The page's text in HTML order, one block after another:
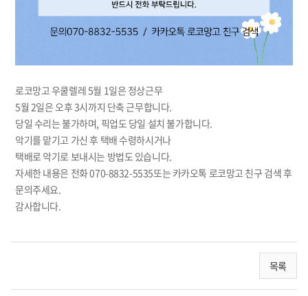
로코망고 우쿨렐레 5월 1일은 정상근무
5월 2일은 오후 3시까지 단축 근무합니다.
당일 수리는 불가하며, 픽업도 당일 설치 불가합니다.
악기를 맡기고 가신 후 택배 수령하시거나
택배로 악기로 보내시는 방법도 있습니다.
자세한 내용은 전화 070-8832-5535또는 카카오톡 로코망고 친구 검색 후
문의주세요.
감사합니다.
목록